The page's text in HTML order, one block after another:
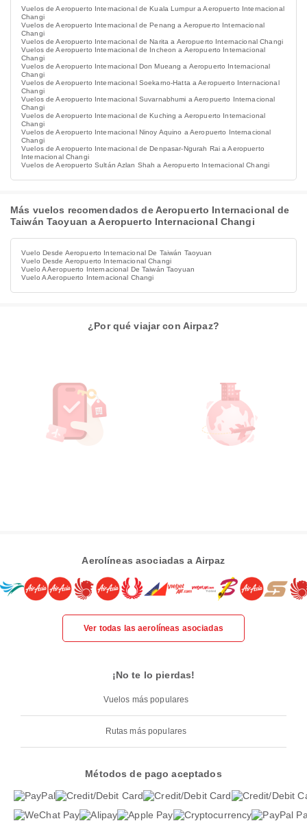
Vuelos de Aeropuerto Internacional de Kuala Lumpur a Aeropuerto Internacional
Changi
Vuelos de Aeropuerto Internacional de Penang a Aeropuerto Internacional
Changi
Vuelos de Aeropuerto Internacional de Narita a Aeropuerto Internacional Changi
Vuelos de Aeropuerto Internacional de Incheon a Aeropuerto Internacional
Changi
Vuelos de Aeropuerto Internacional Don Mueang a Aeropuerto Internacional
Changi
Vuelos de Aeropuerto Internacional Soekarno-Hatta a Aeropuerto Internacional
Changi
Vuelos de Aeropuerto Internacional Suvarnabhumi a Aeropuerto Internacional
Changi
Vuelos de Aeropuerto Internacional de Kuching a Aeropuerto Internacional
Changi
Vuelos de Aeropuerto Internacional Ninoy Aquino a Aeropuerto Internacional
Changi
Vuelos de Aeropuerto Internacional de Denpasar-Ngurah Rai a Aeropuerto
Internacional Changi
Vuelos de Aeropuerto Sultán Azlan Shah a Aeropuerto Internacional Changi
Más vuelos recomendados de Aeropuerto Internacional de
Taiwán Taoyuan a Aeropuerto Internacional Changi
Vuelo Desde Aeropuerto Internacional De Taiwán Taoyuan
Vuelo Desde Aeropuerto Internacional Changi
Vuelo A Aeropuerto Internacional De Taiwán Taoyuan
Vuelo A Aeropuerto Internacional Changi
¿Por qué viajar con Airpaz?
Aerolíneas asociadas a Airpaz
Ver todas las aerolíneas asociadas
¡No te lo pierdas!
Vuelos más populares
Rutas más populares
Métodos de pago aceptados